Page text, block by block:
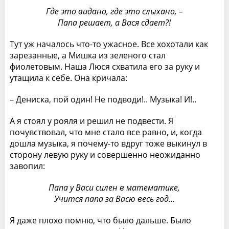
Где это видано, где это слыхано, –
Папа решает, а Вася сдает?!
Тут уж началось что-то ужасное. Все хохотали как
зарезанные, а Мишка из зеленого стал
фиолетовым. Наша Люся схватила его за руку и
утащила к себе. Она кричала:
– Дениска, пой один! Не подводи!.. Музыка! И!..
А я стоял у рояля и решил не подвести. Я
почувствовал, что мне стало все равно, и, когда
дошла музыка, я почему-то вдруг тоже выкинул в
сторону левую руку и совершенно неожиданно
завопил:
Папа у Васи силен в математике,
Учится папа за Васю весь год…
Я даже плохо помню, что было дальше. Было